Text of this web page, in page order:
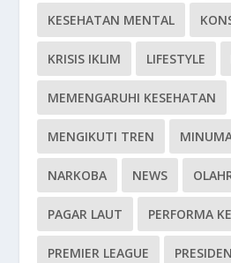
KESEHATAN MENTAL
KRISIS IKLIM LIFESTYLE
MEMENGARUHI KESEHATAN
MENGIKUTI TREN
NARKOBA NEWS
PAGAR LAUT PERFORMA
PREMIER LEAGUE